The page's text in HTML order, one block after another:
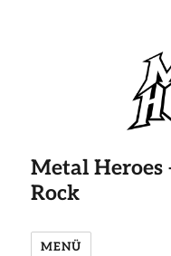
Metal Heroes
Rock
MENÜ